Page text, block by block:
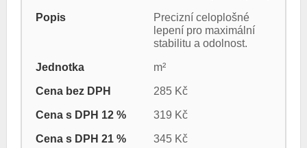
Precizní celoplošné
lepení pro maximální
stabilitu a odolnost.
m²
285 Kč
319 Kč
345 Kč